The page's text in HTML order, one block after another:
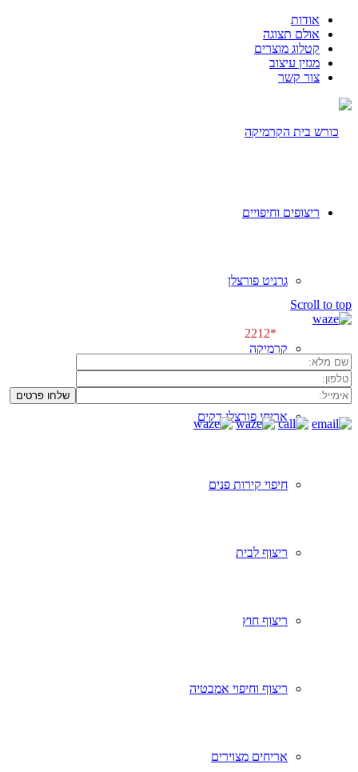
אודות
אולם תצוגה
קטלוג מוצרים
מגזין עיצוב
צור קשר
ריצופים וחיפויים
גרניט פורצלן
קרמיקה
אריחי פורצלן דקים
חיפוי קירות פנים
ריצוף לבית
ריצוף חוץ
ריצוף וחיפוי אמבטיה
אריחים מצוירים
"]
[class^="wpforms-
Scroll to top
*2212